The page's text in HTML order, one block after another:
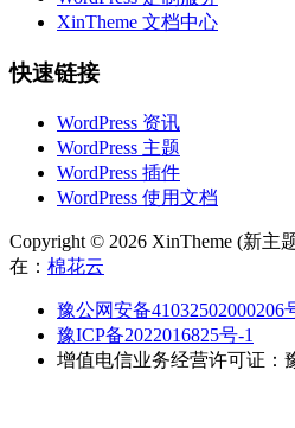
XinTheme 文档中心
快速链接
WordPress 资讯
WordPress 主题
WordPress 插件
WordPress 使用文档
Copyright © 2026 XinTheme (新主
在： 棉花云
豫公网安备41032502000206
豫ICP备2022016825号-1
增值电信业务经营许可证：